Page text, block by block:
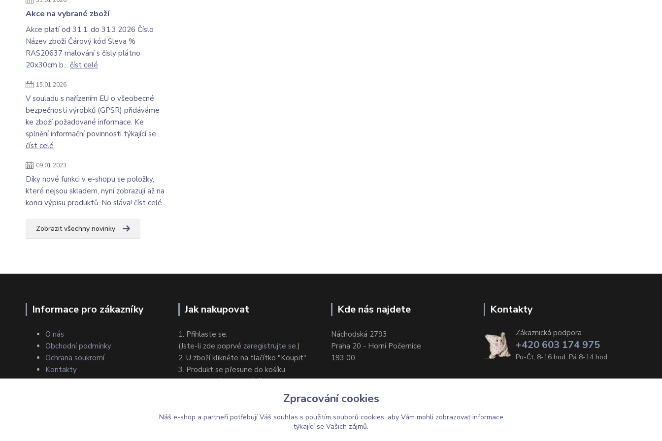
Akce na vybrané zboží
Akce platí od 31.1. do 31.3.2026 Číslo
Název zboží Čárový kód Sleva %
RAS20637 malování s čísly plátno
20x30cm b... číst celé
15.01.2026
V souladu s nařízením EU o všeobecné
bezpečnosti výrobků (GPSR) přidáváme
ke zboží požadované informace. Ke
splnění informační povinnosti týkající se...
číst celé
09.01.2023
Díky nové funkci v e-shopu se položky,
které nejsou skladem, nyní zobrazují až na
konci výpisu produktů. No sláva! číst celé
Zobrazit všechny novinky
Informace pro zákazníky
O nás
Obchodní podmínky
Ochrana soukromí
Kontakty
Jak nakupovat
1. Přihlaste se.
(Jste-li zde poprvé zaregistrujte se.)
2. U zboží klikněte na tlačítko "Koupit"
3. Produkt se přesune do košíku.
4. Zvolte způsob dodání/platby.
Kde nás najdete
Náchodská 2793
Praha 20 - Horní Počernice
193 00
Kontakty
Zákaznická podpora
+420 603 174 975
Po-Čt, 8-16 hod. Pá 8-14 hod.
Zpracování cookies
Náš e-shop a partneři potřebují Váš souhlas s použitím souborů cookies, aby Vám mohli zobrazovat informace
týkající se Vašich zájmů.